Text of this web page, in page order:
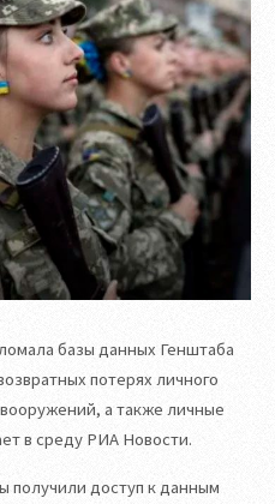
базы данных Генштаба
потерях личного
а также личные
в среду РИА Новости.
получили доступ к данным